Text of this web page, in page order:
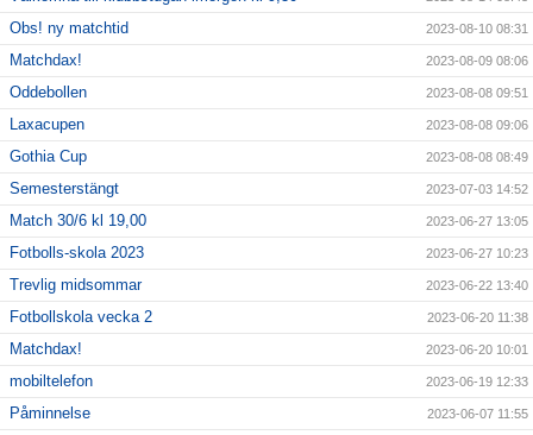
Obs! ny matchtid 2023-08-10 08:31
Matchdax! 2023-08-09 08:06
Oddebollen 2023-08-08 09:51
Laxacupen 2023-08-08 09:06
Gothia Cup 2023-08-08 08:49
Semesterstängt 2023-07-03 14:52
Match 30/6 kl 19,00 2023-06-27 13:05
Fotbolls-skola 2023 2023-06-27 10:23
Trevlig midsommar 2023-06-22 13:40
Fotbollskola vecka 2 2023-06-20 11:38
Matchdax! 2023-06-20 10:01
mobiltelefon 2023-06-19 12:33
Påminnelse 2023-06-07 11:55